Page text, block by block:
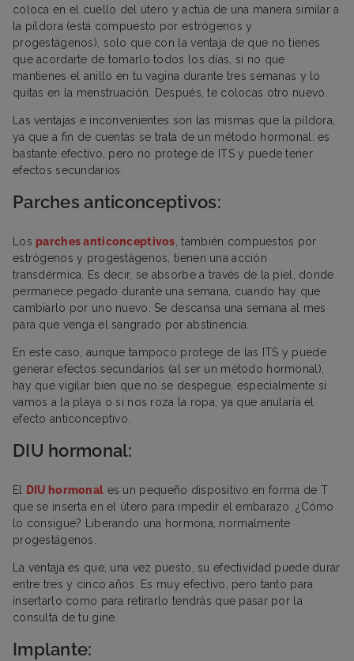
coloca en el cuello del útero y actúa de una manera similar a
la píldora (está compuesto por estrógenos y
progestágenos), solo que con la ventaja de que no tienes
que acordarte de tomarlo todos los días, si no que
mantienes el anillo en tu vagina durante tres semanas y lo
quitas en la menstruación. Después, te colocas otro nuevo.
Las ventajas e inconvenientes son las mismas que la píldora,
ya que a fin de cuentas se trata de un método hormonal: es
bastante efectivo, pero no protege de ITS y puede tener
efectos secundarios.
Parches anticonceptivos:
Los parches anticonceptivos , también compuestos por
estrógenos y progestágenos, tienen una acción
transdérmica. Es decir, se absorbe a través de la piel, donde
permanece pegado durante una semana, cuando hay que
cambiarlo por uno nuevo. Se descansa una semana al mes
para que venga el sangrado por abstinencia.
En este caso, aunque tampoco protege de las ITS y puede
generar efectos secundarios (al ser un método hormonal),
hay que vigilar bien que no se despegue, especialmente si
vamos a la playa o si nos roza la ropa, ya que anularía el
efecto anticonceptivo.
DIU hormonal:
El DIU hormonal es un pequeño dispositivo en forma de T
que se inserta en el útero para impedir el embarazo. ¿Cómo
lo consigue? Liberando una hormona, normalmente
progestágenos.
La ventaja es que, una vez puesto, su efectividad puede durar
entre tres y cinco años. Es muy efectivo, pero tanto para
insertarlo como para retirarlo tendrás que pasar por la
consulta de tu gine.
Implante: